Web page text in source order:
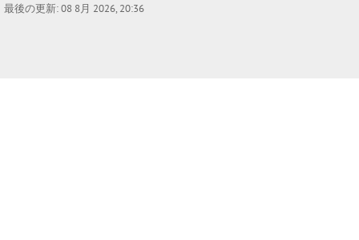
最後の更新: 08 8月 2026, 20:36